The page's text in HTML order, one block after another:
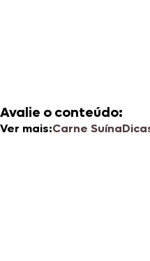
Avalie o conteúdo:
Ver mais:Carne Suína